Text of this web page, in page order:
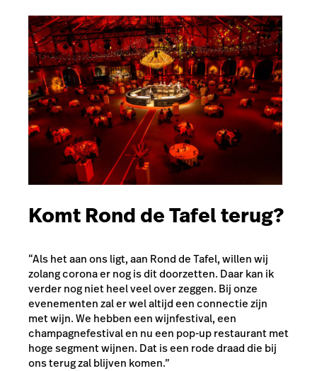
Komt Rond de Tafel terug?
“Als het aan ons ligt, aan Rond de Tafel, willen wij
zolang corona er nog is dit doorzetten. Daar kan ik
verder nog niet heel veel over zeggen. Bij onze
evenementen zal er wel altijd een connectie zijn
met wijn. We hebben een wijnfestival, een
champagnefestival en nu een pop-up restaurant met
hoge segment wijnen. Dat is een rode draad die bij
ons terug zal blijven komen.”